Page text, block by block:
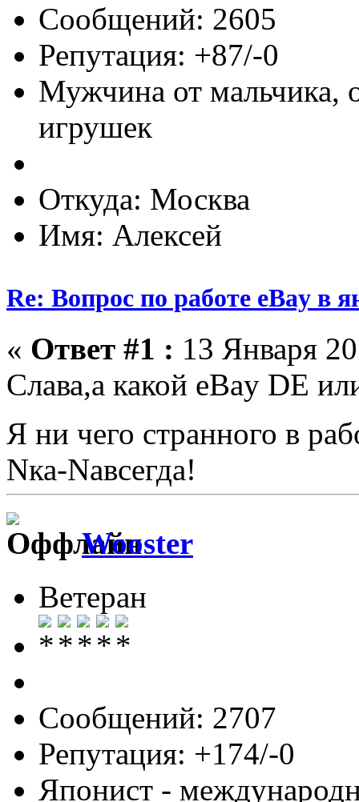
Сообщений: 2605
Репутация: +87/-0
Мужчина от мальчика,
игрушек
Откуда: Москва
Имя: Алексей
Re: Вопрос по работе eBay в
« Ответ #1 : 13 Января
Слава,а какой eBay DE
Я ни чего странного в
Nка-Nавсегда!
Wooster
Ветеран
Сообщений: 2707
Репутация: +174/-0
Японист -